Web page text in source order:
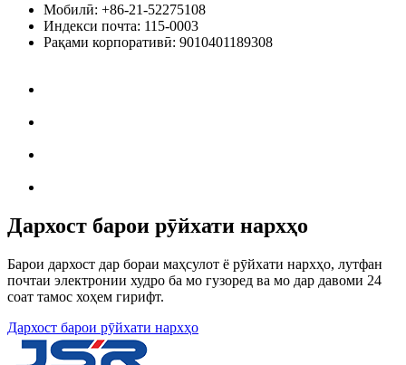
Мобилӣ: +86-21-52275108
Индекси почта: 115-0003
Рақами корпоративӣ: 9010401189308
Дархост барои рӯйхати нархҳо
Барои дархост дар бораи маҳсулот ё рӯйхати нархҳо, лутфан
почтаи электронии худро ба мо гузоред ва мо дар давоми 24
соат тамос хоҳем гирифт.
Дархост барои рӯйхати нархҳо